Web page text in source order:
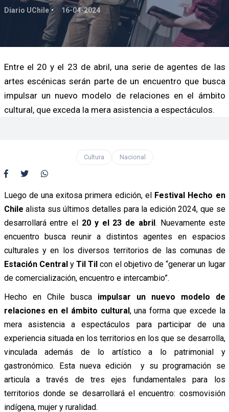
Diario UChile 16-04-2024
Entre el 20 y el 23 de abril, una serie de agentes de las
artes escénicas serán parte de un encuentro que busca
impulsar un nuevo modelo de relaciones en el ámbito
cultural, que exceda la mera asistencia a espectáculos.
Cultura Nacional
Luego de una exitosa primera edición, el Festival Hecho en
Chile alista sus últimos detalles para la edición 2024, que se
desarrollará entre el 20 y el 23 de abril. Nuevamente este
encuentro busca reunir a distintos agentes en espacios
culturales y en los diversos territorios de las comunas de
Estación CentralyTil Til con el objetivo de “generar un lugar
de comercialización, encuentro e intercambio”.
Hecho en Chile busca impulsar un nuevo modelo de
relaciones en el ámbito cultural, una forma que excede la
mera asistencia a espectáculos para participar de una
experiencia situada en los territorios en los que se desarrolla,
vinculada además de lo artístico a lo patrimonial y
gastronómico. Esta nueva edición y su programación se
articula a través de tres ejes fundamentales para los
territorios donde se desarrollará el encuentro: cosmovisión
indígena, mujer y ruralidad.